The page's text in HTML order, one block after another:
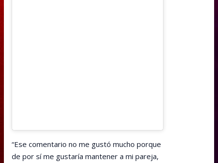
“Ese comentario no me gustó mucho porque
de por sí me gustaría mantener a mi pareja,